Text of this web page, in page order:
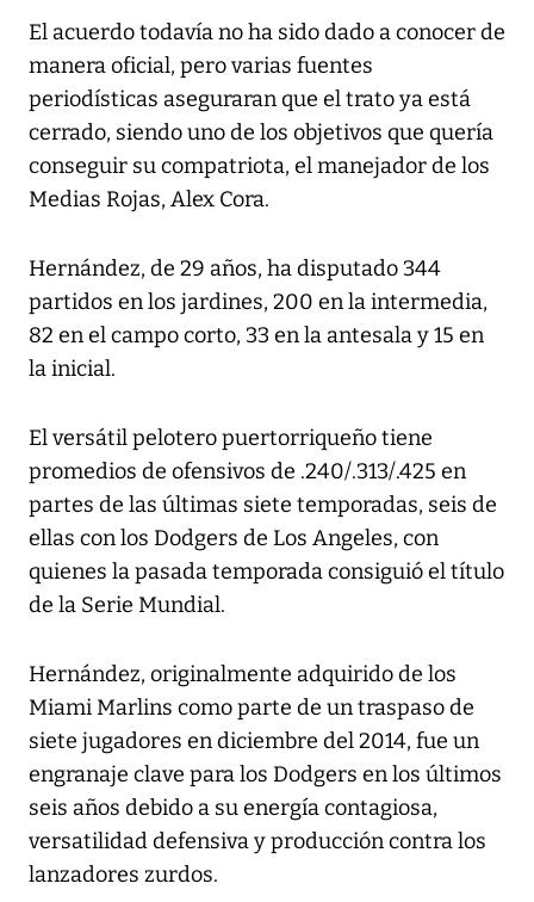
El acuerdo todavía no ha sido dado a conocer de
manera oficial, pero varias fuentes
periodísticas aseguraran que el trato ya está
cerrado, siendo uno de los objetivos que quería
conseguir su compatriota, el manejador de los
Medias Rojas, Alex Cora.
Hernández, de 29 años, ha disputado 344
partidos en los jardines, 200 en la intermedia,
82 en el campo corto, 33 en la antesala y 15 en
la inicial.
El versátil pelotero puertorriqueño tiene
promedios de ofensivos de .240/.313/.425 en
partes de las últimas siete temporadas, seis de
ellas con los Dodgers de Los Angeles, con
quienes la pasada temporada consiguió el título
de la Serie Mundial.
Hernández, originalmente adquirido de los
Miami Marlins como parte de un traspaso de
siete jugadores en diciembre del 2014, fue un
engranaje clave para los Dodgers en los últimos
seis años debido a su energía contagiosa,
versatilidad defensiva y producción contra los
lanzadores zurdos.